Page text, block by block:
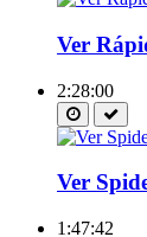
Ver
2:28:00
Ver
1:47:42